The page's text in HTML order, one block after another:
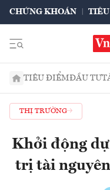
CHỨNG KHOÁN TIÊU
TIÊU ĐIỂMĐẦU TƯ
THỊ TRƯỜNG
Khởi động
trị tài